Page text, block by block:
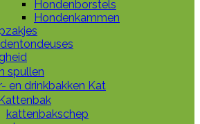
Hondenborstels
Hondenkammen
spullen
en drinkbakken Kat
kattenbakschep